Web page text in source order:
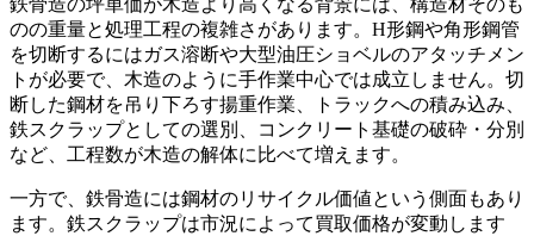
鉄骨造の坪単価が木造より高くなる背景には、構造材そのも
のの重量と処理工程の複雑さがあります。H形鋼や角形鋼管
を切断するにはガス溶断や大型油圧ショベルのアタッチメン
トが必要で、木造のように手作業中心では成立しません。切
断した鋼材を吊り下ろす揚重作業、トラックへの積み込み、
鉄スクラップとしての選別、コンクリート基礎の破砕・分別
など、工程数が木造の解体に比べて増えます。
一方で、鉄骨造には鋼材のリサイクル価値という側面もあり
ます。鉄スクラップは市況によって買取価格が変動します